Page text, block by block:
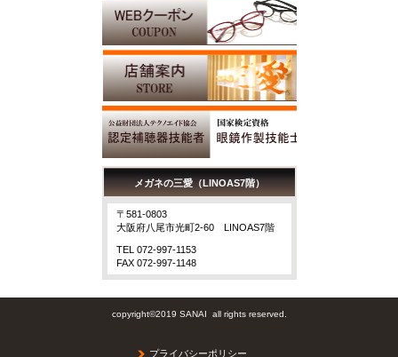
メガネの三愛（LINOAS7階）
〒581-0803
大阪府八尾市光町2-60 LINOAS7階
TEL 072-997-1153
FAX 072-997-1148
copyright©2019 SANAI all rights reserved.
プライバシーポリシー